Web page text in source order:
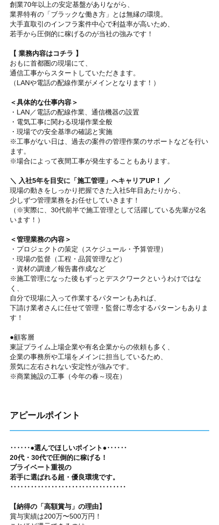
創業70年以上の安定基盤がありながら、
業界特有の「ブラックな働き方」とは無縁の環境。
大手直取引のインフラ案件中心で利益率が高いため、
若手から圧倒的に稼げるのが当社の強みです！
【 業務内容はコチラ 】
おもに首都圏の現場にて、
通信工事からスタートしていただきます。
（LANや電話の配線作業がメインとなります！）
＜具体的な仕事内容＞
・LAN／電話の配線作業、通信機器の設置
・電気工事に関わる現場作業全般
・現場での安全基準の確認と実施
※工事がない日は、過去の案件の管理作業のサポートなどを行い
ます。
※場合によって夜間工事が発生することもあります。
＼ 入社5年を目安に「施工管理」へキャリアUP！ ／
現場の動きをしっかり把握できた入社5年目あたりから、
少しずつ管理業務をお任せしていきます！
（※実際に、30代前半で施工管理として活躍している先輩が2名
います！）
＜管理業務の内容＞
・プロジェクトの策定（スケジュール・予算管理）
・現場の監督（工程・品質管理など）
・資材の調達／報告書作成など
※施工管理になった後もずっとデスクワークというわけではな
く、
自分で現場に入って作業するパターンもあれば、
下請け業者さんに任せて管理・監督に専念するパターンもありま
す！
●顧客層
東証プライム上場企業や有名企業からの依頼も多く、
企業の事務所や工場をメインに担当しているため、
景気に左右されない安定性が強みです。
※商業施設の工事（今年の春～現在）
アピールポイント
‥‥‥●選んでほしいポイント●‥‥‥
20代・30代で圧倒的に稼げる！
プライベート重視の
若手に選ばれる超・優良環境です。
‥‥‥‥‥‥‥‥‥‥‥‥‥‥‥‥‥
【納得の「高額賞与」の理由】
賞与実績は200万〜500万円！